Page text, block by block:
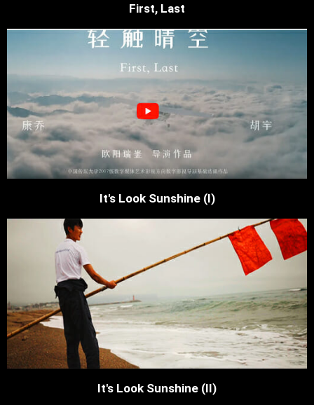
First, Last
It's Look Sunshine (I)
It's Look Sunshine (II)